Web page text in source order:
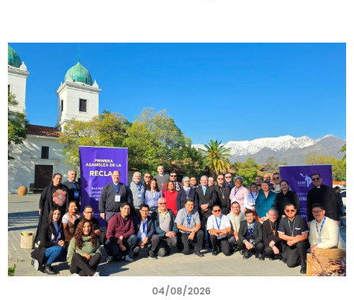
04/08/2026